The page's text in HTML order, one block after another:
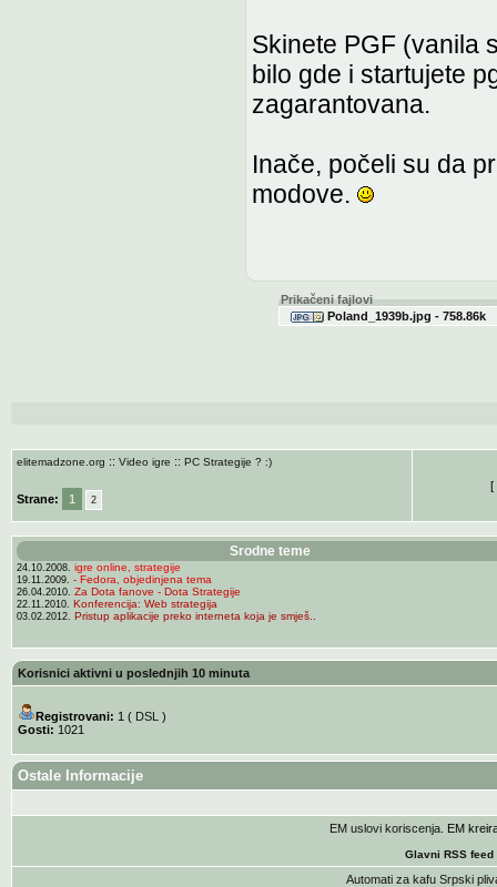
Skinete PGF (vanila
bilo gde i startujete
zagarantovana.
Inače, počeli su da
modove.
Prikačeni fajlovi
Poland_1939b.jpg - 758.86k
elitemadzone.org :: Video igre :: PC Strategije ? :)
Strane: 1 2
[
Srodne teme
24.10.2008. igre online, strategije
19.11.2009. - Fedora, objedinjena tema
26.04.2010. Za Dota fanove - Dota Strategije
22.11.2010. Konferencija: Web strategija
03.02.2012. Pristup aplikacije preko interneta koja je smješ..
Korisnici aktivni u poslednjih 10 minuta
Registrovani: 1 ( DSL
)
Gosti: 1021
Ostale Informacije
EM uslovi koriscenja . EM
Glavni RSS feed
Automati za kafu Srpski